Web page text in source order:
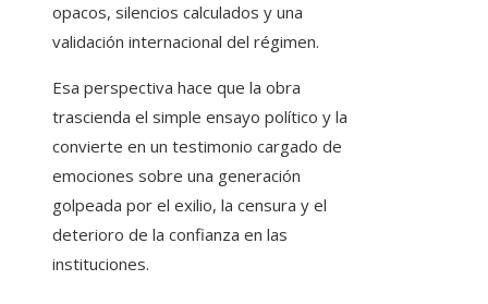
opacos, silencios calculados y una
validación internacional del régimen.
Esa perspectiva hace que la obra
trascienda el simple ensayo político y la
convierte en un testimonio cargado de
emociones sobre una generación
golpeada por el exilio, la censura y el
deterioro de la confianza en las
instituciones.